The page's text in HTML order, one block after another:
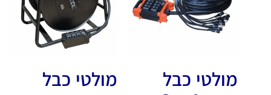
מולטי כבל
מולטי כבל